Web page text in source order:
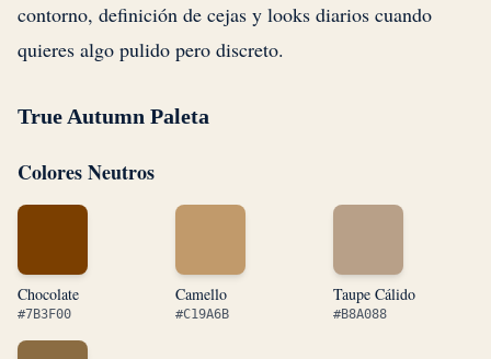
contorno, definición de cejas y looks diarios cuando
quieres algo pulido pero discreto.
True Autumn Paleta
Colores Neutros
Chocolate
#7B3F00
Camello
#C19A6B
Taupe Cálido
#B8A088